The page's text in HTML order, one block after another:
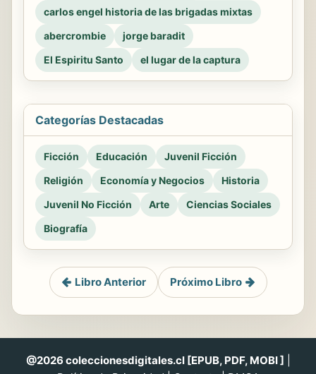
carlos engel historia de las brigadas mixtas
abercrombie
jorge baradit
El Espiritu Santo
el lugar de la captura
Categorías Destacadas
Ficción Educación
Juvenil Ficción
Religión
Economía y Negocios
Historia
Juvenil No Ficción
Arte
Ciencias Sociales
Biografía
Libro Anterior Próximo Libro
@2026 coleccionesdigitales.cl [EPUB, PDF, MOBI ]